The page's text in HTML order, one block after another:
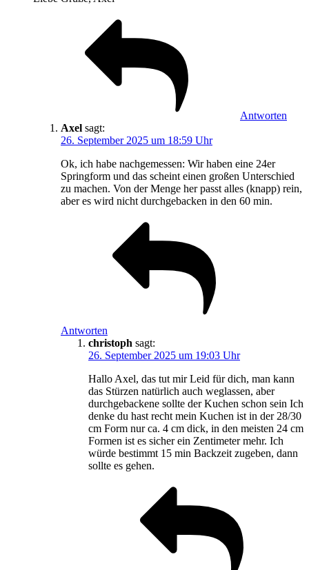
Antworten
Axel sagt:
26. September 2025 um 18:59 Uhr
Ok, ich habe nachgemessen: Wir haben eine 24er
Springform und das scheint einen großen Unterschied
zu machen. Von der Menge her passt alles (knapp) rein,
aber es wird nicht durchgebacken in den 60 min.
Antworten
christoph sagt:
26. September 2025 um 19:03 Uhr
Hallo Axel, das tut mir Leid für dich, man kann
das Stürzen natürlich auch weglassen, aber
durchgebackene sollte der Kuchen schon sein Ich
denke du hast recht mein Kuchen ist in der 28/30
cm Form nur ca. 4 cm dick, in den meisten 24 cm
Formen ist es sicher ein Zentimeter mehr. Ich
würde bestimmt 15 min Backzeit zugeben, dann
sollte es gehen.